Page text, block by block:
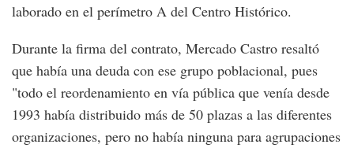
laborado en el perímetro A del Centro Histórico.
Durante la firma del contrato, Mercado Castro resaltó
que había una deuda con ese grupo poblacional, pues
"todo el reordenamiento en vía pública que venía desde
1993 había distribuido más de 50 plazas a las diferentes
organizaciones, pero no había ninguna para agrupaciones